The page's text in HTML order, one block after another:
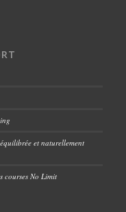
et naturellement
courses No Limit